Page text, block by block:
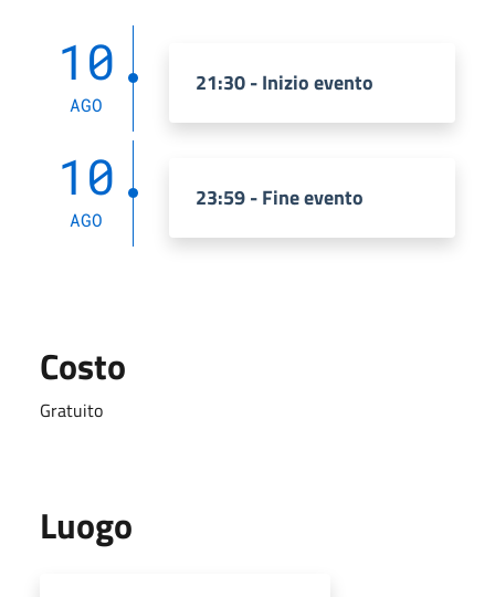
10
AGO
21:30 - Inizio evento
10
AGO
23:59 - Fine evento
Costo
Gratuito
Luogo